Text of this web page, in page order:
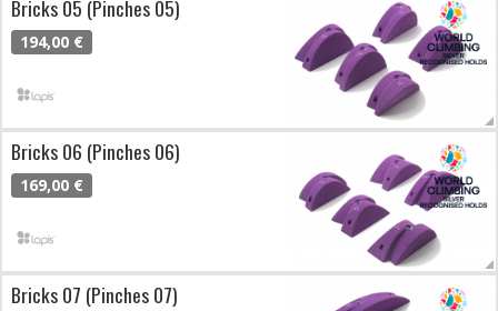
Bricks 05 (Pinches 05)
194,00 €
Bricks 06 (Pinches 06)
169,00 €
Bricks 07 (Pinches 07)